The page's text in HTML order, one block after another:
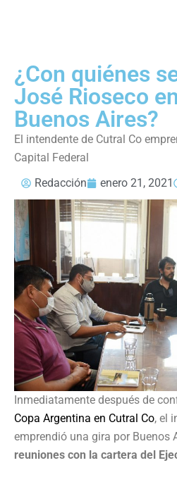
¿Con quiénes
José Rioseco
Buenos Aires?
El intendente de Cutral Co
Capital Federal
Redacción
enero 21, 2021
Inmediatamente después de
Copa Argentina en Cutral Co, el
emprendió una gira por Buenos
reuniones con la cartera del